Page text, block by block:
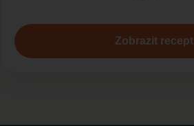
ale nechceš trávit večer u sporáku.
Zobrazit recept